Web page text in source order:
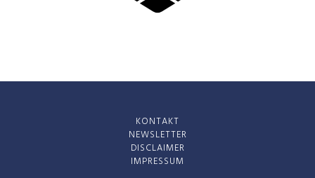
KONTAKT
NEWSLETTER
DISCLAIMER
IMPRESSUM